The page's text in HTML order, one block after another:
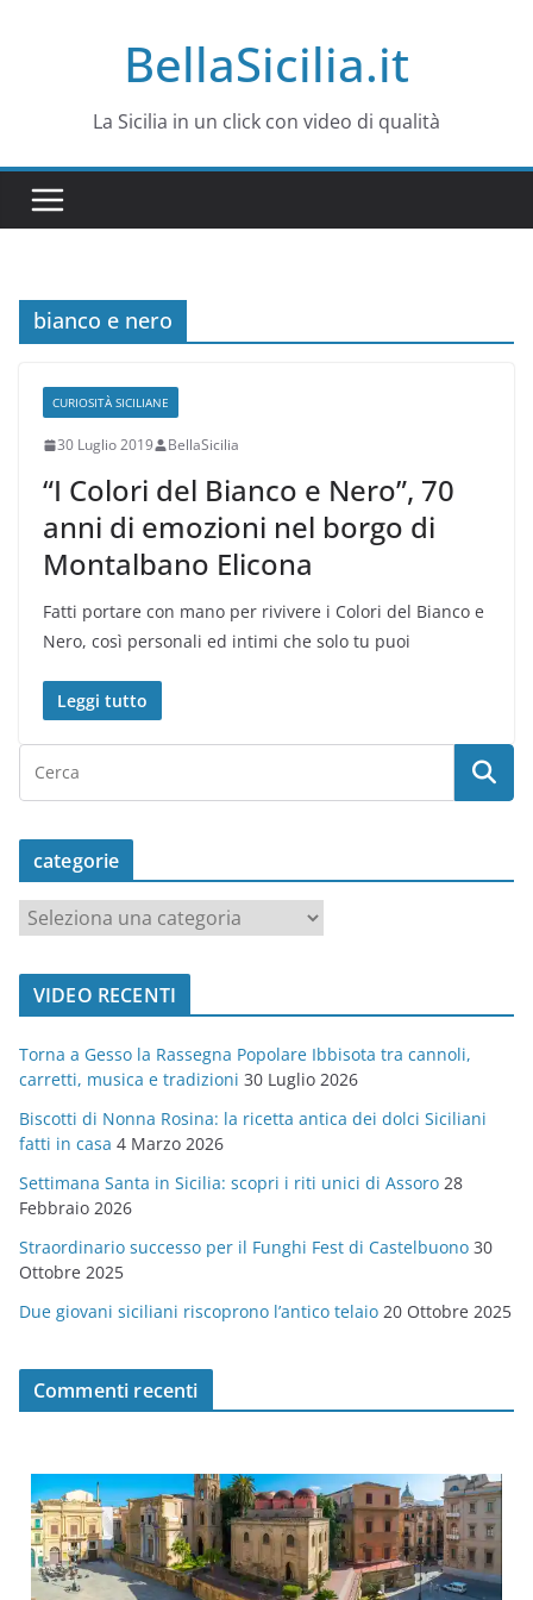
BellaSicilia.it
La Sicilia in un click con video di qualità
bianco e nero
CURIOSITÀ SICILIANE
30 Luglio 2019 BellaSicilia
“I Colori del Bianco e Nero”, 70
anni di emozioni nel borgo di
Montalbano Elicona
Fatti portare con mano per rivivere i Colori del Bianco e
Nero, così personali ed intimi che solo tu puoi
Leggi tutto
categorie
a
t
o
r
i
e
VIDEO RECENTI
Torna a Gesso la Rassegna Popolare Ibbisota tra cannoli,
carretti, musica e tradizioni 30 Luglio 2026
Biscotti di Nonna Rosina: la ricetta antica dei dolci Siciliani
fatti in casa 4 Marzo 2026
Settimana Santa in Sicilia: scopri i riti unici di Assoro 28
Febbraio 2026
Straordinario successo per il Funghi Fest di Castelbuono 30
Ottobre 2025
Due giovani siciliani riscoprono l’antico telaio 20 Ottobre 2025
Commenti recenti